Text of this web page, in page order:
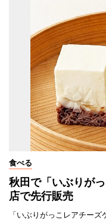
食べる
秋田で「いぶりが
店で先行販売
「いぶりがっこレアチー